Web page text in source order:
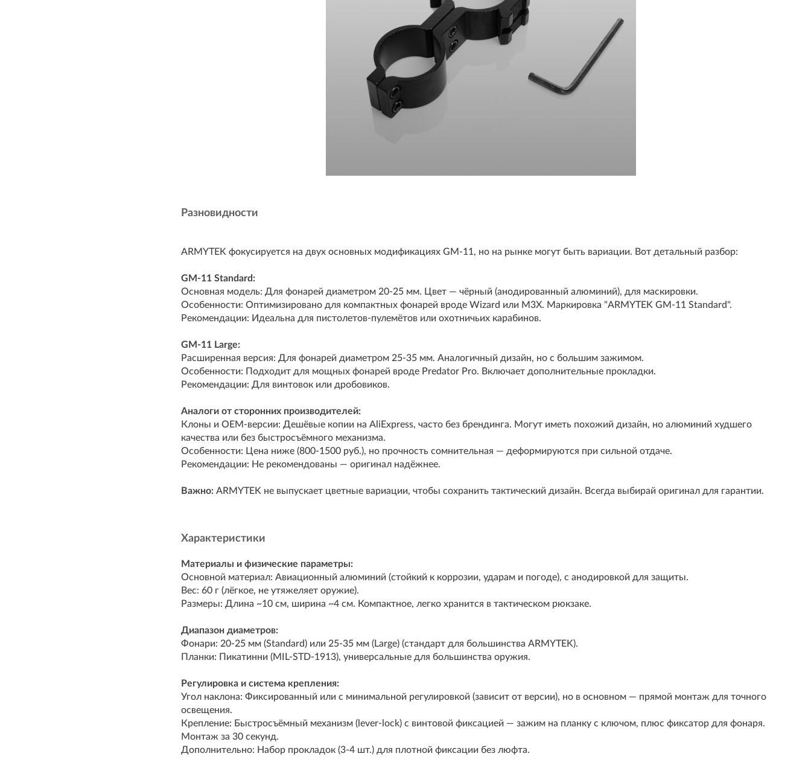
Разновидности
ARMYTEK фокусируется на двух основных модификациях GM-11, но на рынке могут быть вариации. Вот детальный разбор:
GM-11 Standard:
Основная модель: Для фонарей диаметром 20-25 мм. Цвет — чёрный (анодированный алюминий), для маскировки.
Особенности: Оптимизировано для компактных фонарей вроде Wizard или M3X. Маркировка "ARMYTEK GM-11 Standard".
Рекомендации: Идеальна для пистолетов-пулемётов или охотничьих карабинов.
GM-11 Large:
Расширенная версия: Для фонарей диаметром 25-35 мм. Аналогичный дизайн, но с большим зажимом.
Особенности: Подходит для мощных фонарей вроде Predator Pro. Включает дополнительные прокладки.
Рекомендации: Для винтовок или дробовиков.
Аналоги от сторонних производителей:
Клоны и OEM-версии: Дешёвые копии на AliExpress, часто без брендинга. Могут иметь похожий дизайн, но алюминий худшего
качества или без быстросъёмного механизма.
Особенности: Цена ниже (800-1500 руб.), но прочность сомнительная — деформируются при сильной отдаче.
Рекомендации: Не рекомендованы — оригинал надёжнее.
Важно: ARMYTEK не выпускает цветные вариации, чтобы сохранить тактический дизайн. Всегда выбирай оригинал для гарантии.
Характеристики
Материалы и физические параметры:
Основной материал: Авиационный алюминий (стойкий к коррозии, ударам и погоде), с анодировкой для защиты.
Вес: 60 г (лёгкое, не утяжеляет оружие).
Размеры: Длина ~10 см, ширина ~4 см. Компактное, легко хранится в тактическом рюкзаке.
Диапазон диаметров:
Фонари: 20-25 мм (Standard) или 25-35 мм (Large) (стандарт для большинства ARMYTEK).
Планки: Пикатинни (MIL-STD-1913), универсальные для большинства оружия.
Регулировка и система крепления:
Угол наклона: Фиксированный или с минимальной регулировкой (зависит от версии), но в основном — прямой монтаж для точного
освещения.
Крепление: Быстросъёмный механизм (lever-lock) с винтовой фиксацией — зажим на планку с ключом, плюс фиксатор для фонаря.
Монтаж за 30 секунд.
Дополнительно: Набор прокладок (3-4 шт.) для плотной фиксации без люфта.